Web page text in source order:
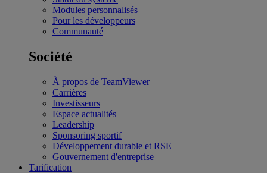
Modules personnalisés
Pour les développeurs
Communauté
Société
À propos de TeamViewer
Carrières
Investisseurs
Espace actualités
Leadership
Sponsoring sportif
Développement durable et RSE
Gouvernement d'entreprise
Tarification